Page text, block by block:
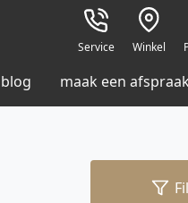
Service Winkel
blog maak een afspraak